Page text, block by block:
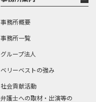
事務所概要
事務所一覧
グループ法人
ベリーベストの強み
社会貢献活動
弁護士への取材・出演等の